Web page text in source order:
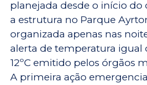
planejada desde o início do
a estrutura no Parque
organizada apenas nas
alerta de temperatura igual
12ºC emitido pelos órgãos
A primeira ação